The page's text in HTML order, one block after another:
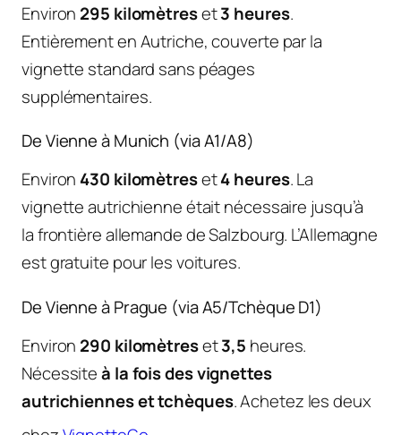
Environ 295 kilomètreset3 heures.
Entièrement en Autriche, couverte par la
vignette standard sans péages
supplémentaires.
De Vienne à Munich (via A1/A8)
Environ 430 kilomètreset4 heures. La
vignette autrichienne était nécessaire jusqu’à
la frontière allemande de Salzbourg. L’Allemagne
est gratuite pour les voitures.
De Vienne à Prague (via A5/Tchèque D1)
Environ 290 kilomètreset3,5 heures.
Nécessiteà la fois des vignettes
autrichiennes et tchèques. Achetez les deux